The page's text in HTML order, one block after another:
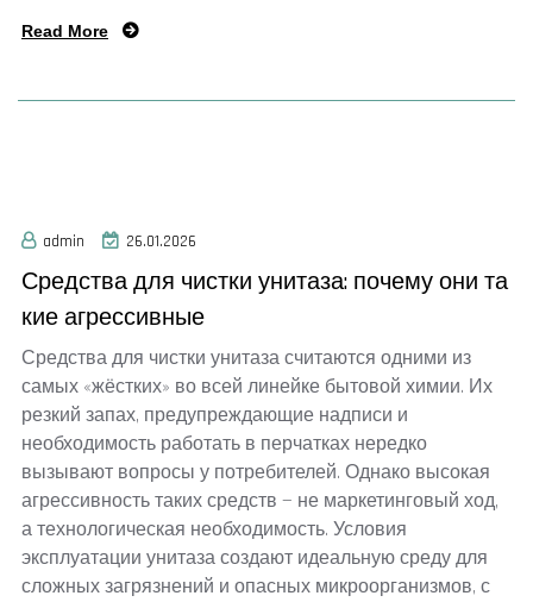
Read More
admin 26.01.2026
Средства для чистки унитаза: почему они та
кие агрессивные
Средства для чистки унитаза считаются одними из
самых «жёстких» во всей линейке бытовой химии. Их
резкий запах, предупреждающие надписи и
необходимость работать в перчатках нередко
вызывают вопросы у потребителей. Однако высокая
агрессивность таких средств — не маркетинговый ход,
а технологическая необходимость. Условия
эксплуатации унитаза создают идеальную среду для
сложных загрязнений и опасных микроорганизмов, с